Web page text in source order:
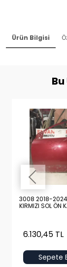
Ürün Bilgisi
3008 2018-
KIRMIZI SOL ÖN
6.130,45 TL
Sepete